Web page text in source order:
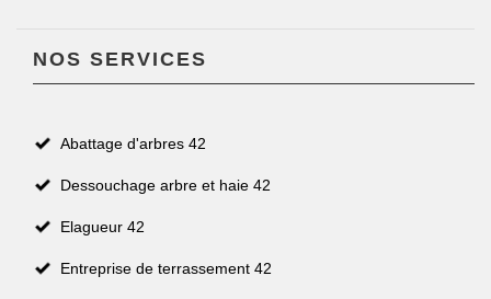
NOS SERVICES
Abattage d'arbres 42
Dessouchage arbre et haie 42
Elagueur 42
Entreprise de terrassement 42